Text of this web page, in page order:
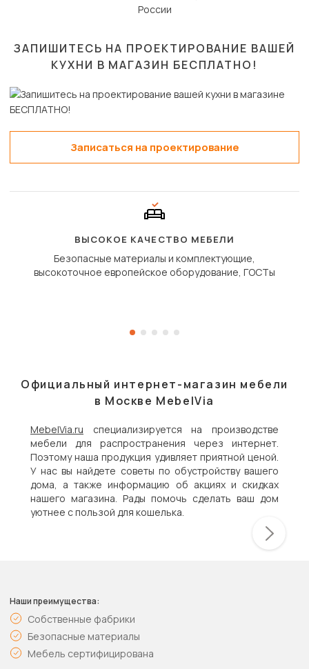
России
ЗАПИШИТЕСЬ НА ПРОЕКТИРОВАНИЕ ВАШЕЙ
КУХНИ В МАГАЗИН БЕСПЛАТНО!
Записаться на проектирование
ВЫСОКОЕ КАЧЕСТВО МЕБЕЛИ
Безопасные материалы и комплектующие,
высокоточное европейское оборудование, ГОСТы
Официальный интернет-магазин мебели
в Москве MebelVia
MebelVia.ru специализируется на производстве
мебели для распространения через интернет.
Поэтому наша продукция удивляет приятной ценой.
У нас вы найдете советы по обустройству вашего
дома, а также информацию об акциях и скидках
нашего магазина. Рады помочь сделать ваш дом
уютнее с пользой для кошелька.
Наши преимущества:
Собственные фабрики
Безопасные материалы
Мебель сертифицирована